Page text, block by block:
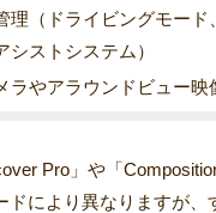
理（ドライビングモード
シストシステム）
ラやアラウンドビュー映
Pro」や「
ドにより異なりますが、